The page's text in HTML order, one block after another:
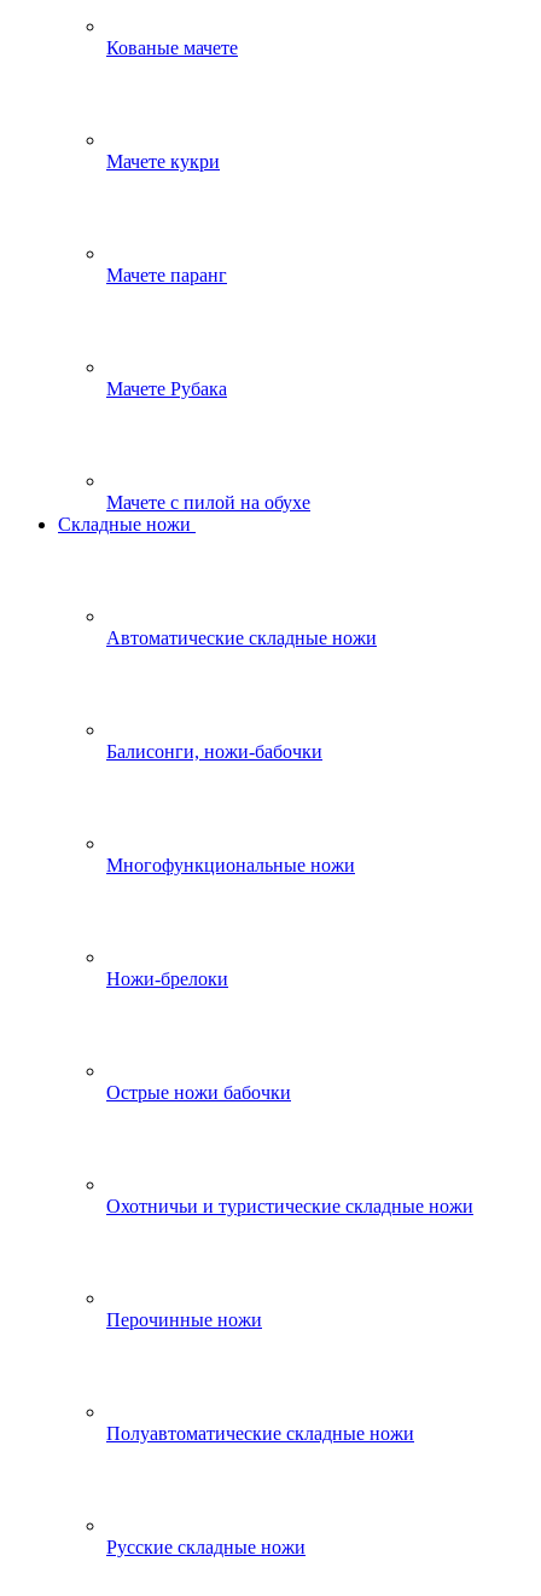
Кованые мачете
Мачете кукри
Мачете паранг
Мачете Рубака
Мачете с пилой на обухе
Складные ножи
Автоматические складные ножи
Балисонги, ножи-бабочки
Многофункциональные ножи
Ножи-брелоки
Острые ножи бабочки
Охотничьи и туристические складные ножи
Перочинные ножи
Полуавтоматические складные ножи
Русские складные ножи